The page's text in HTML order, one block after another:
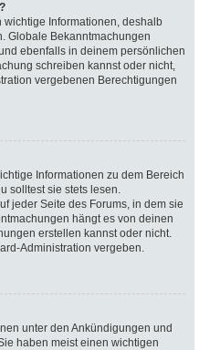
Informationen, deshalb
Globale Bekanntmachungen
ebenfalls in deinem persönlichen
schreiben kannst oder nicht,
vergebenen Berechtigungen
Informationen zu dem Bereich
solltest sie stets lesen.
jeder Seite des Forums, in dem sie
hängt es von deinen
erstellen kannst oder nicht.
Administration vergeben.
unter den Ankündigungen und
haben meist einen wichtigen